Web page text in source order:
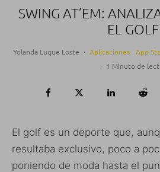
SWING AT’EM:
EL GOLF
Yolanda Luque Loste · Aplicaciones App
· 1 Minuto de
El golf es un deporte que,
resultaba exclusivo, poco a
poniendo de moda hasta el